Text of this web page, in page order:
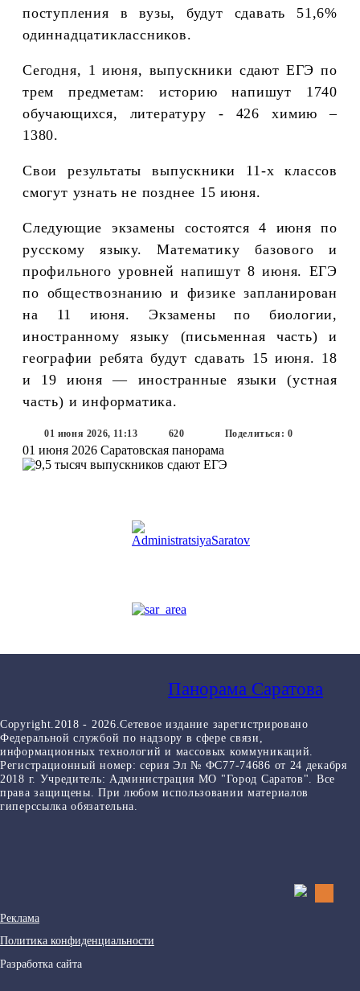
поступления в вузы, будут сдавать 51,6%
одиннадцатиклассников.
Сегодня, 1 июня, выпускники сдают ЕГЭ по
трем предметам: историю напишут 1740
обучающихся, литературу - 426 химию –
1380.
Свои результаты выпускники 11-х классов
смогут узнать не позднее 15 июня.
Следующие экзамены состоятся 4 июня по
русскому языку. Математику базового и
профильного уровней напишут 8 июня. ЕГЭ
по обществознанию и физике запланирован
на 11 июня. Экзамены по биологии,
иностранному языку (письменная часть) и
географии ребята будут сдавать 15 июня. 18
и 19 июня — иностранные языки (устная
часть) и информатика.
01 июня 2026, 11:13 620 Поделиться: 0
01 июня 2026 Саратовская панорама
Панорама Саратова
Copyright.2018 - 2026.Сетевое издание зарегистрировано
Федеральной службой по надзору в сфере связи,
информационных технологий и массовых коммуникаций.
Регистрационный номер: серия Эл № ФС77-74686 от 24 декабря
2018 г. Учредитель: Администрация МО "Город Саратов". Все
права защищены. При любом использовании материалов
гиперссылка обязательна.
Реклама
Политика конфиденциальности
Разработка сайта